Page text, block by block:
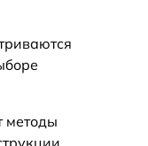
методы